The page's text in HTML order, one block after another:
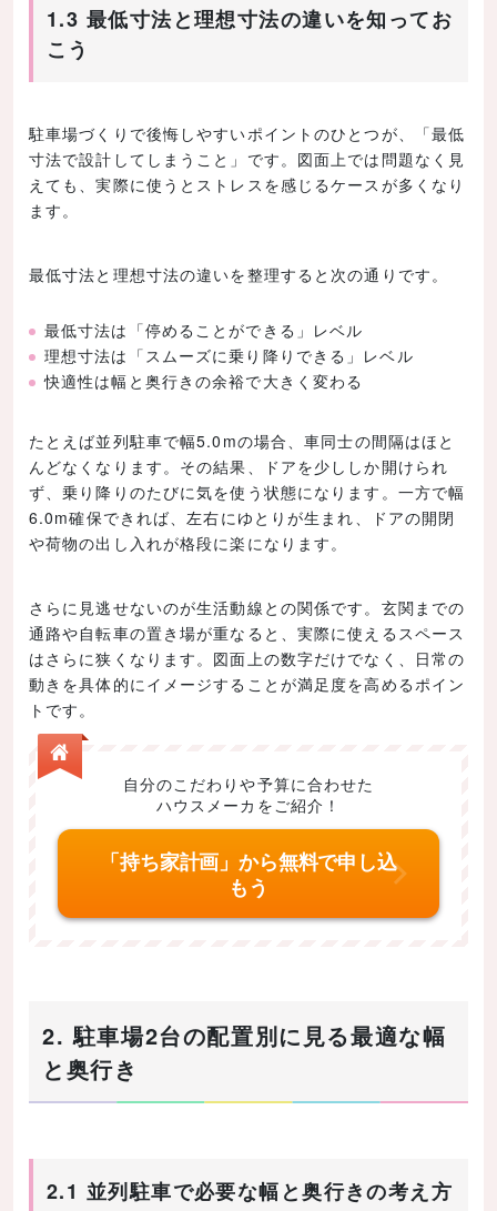
1.3 最低寸法と理想寸法の違いを知ってお
こう
駐車場づくりで後悔しやすいポイントのひとつが、「最低
寸法で設計してしまうこと」です。図面上では問題なく見
えても、実際に使うとストレスを感じるケースが多くなり
ます。
最低寸法と理想寸法の違いを整理すると次の通りです。
最低寸法は「停めることができる」レベル
理想寸法は「スムーズに乗り降りできる」レベル
快適性は幅と奥行きの余裕で大きく変わる
たとえば並列駐車で幅5.0mの場合、車同士の間隔はほと
んどなくなります。その結果、ドアを少ししか開けられ
ず、乗り降りのたびに気を使う状態になります。一方で幅
6.0m確保できれば、左右にゆとりが生まれ、ドアの開閉
や荷物の出し入れが格段に楽になります。
さらに見逃せないのが生活動線との関係です。玄関までの
通路や自転車の置き場が重なると、実際に使えるスペース
はさらに狭くなります。図面上の数字だけでなく、日常の
動きを具体的にイメージすることが満足度を高めるポイン
トです。
自分のこだわりや予算に合わせた
ハウスメーカをご紹介！
「持ち家計画」から無料で申し込
もう
2. 駐車場2台の配置別に見る最適な幅
と奥行き
2.1 並列駐車で必要な幅と奥行きの考え方